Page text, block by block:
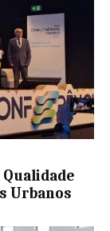
Urbanos